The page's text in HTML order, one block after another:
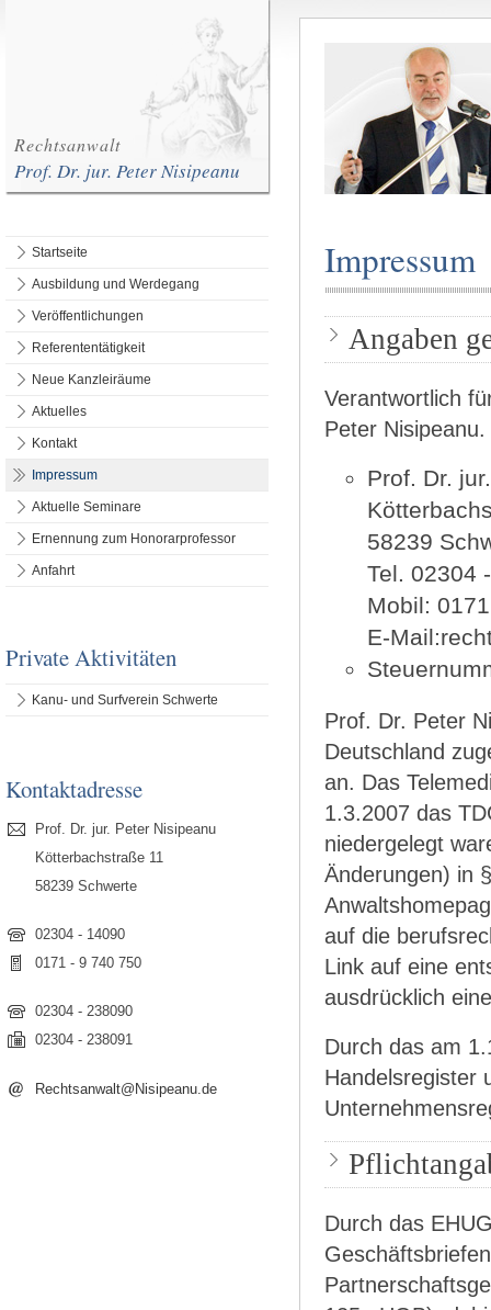
Rechtsanwalt
Prof. Dr. jur. Peter Nisipeanu
Startseite
Ausbildung und Werdegang
Veröffentlichungen
Referententätigkeit
Neue Kanzleiräume
Aktuelles
Kontakt
Impressum
Aktuelle Seminare
Ernennung zum Honorarprofessor
Anfahrt
Private Aktivitäten
Kanu- und Surfverein Schwerte
Kontaktadresse
Prof. Dr. jur. Peter Nisipeanu
Kötterbachstraße 11
58239 Schwerte
02304 - 14090
0171 - 9 740 750
02304 - 238090
02304 - 238091
Rechtsanwalt@Nisipeanu.de
Impressum
Angaben
Verantwortlich
Peter Nisipeanu.
Prof. Dr.
58239
Tel. 02304
Mobil:
E-
Prof. Dr. Peter
Deutschland
an. Das
1.3.2007 das
niedergelegt
Änderungen) in
auf die
Link auf eine
ausdrücklich
Durch das am
Handelsregister
Durch das